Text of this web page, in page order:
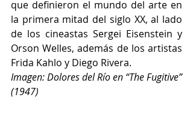
que definieron el mundo del arte en
la primera mitad del siglo XX, al lado
de los cineastas Sergei Eisenstein y
Orson Welles, además de los artistas
Frida Kahlo y Diego Rivera.
Imagen: Dolores del Río en “The Fugitive”
(1947)